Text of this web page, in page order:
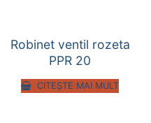
Robinet ventil rozeta
PPR 20
CITEȘTE MAI MULT